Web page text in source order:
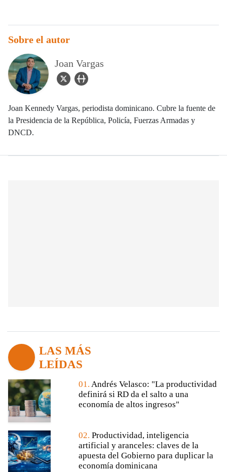
Sobre el autor
Joan Vargas
twitter Iconuser_url Icon
Joan Kennedy Vargas, periodista dominicano. Cubre la fuente de
la Presidencia de la República, Policía, Fuerzas Armadas y
DNCD.
LAS MÁS
LEÍDAS
01. Andrés Velasco: "La productividad
definirá si RD da el salto a una
economía de altos ingresos"
02. Productividad, inteligencia
artificial y aranceles: claves de la
apuesta del Gobierno para duplicar la
economía dominicana